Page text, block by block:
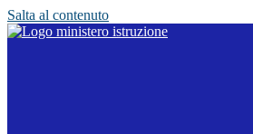
Salta al contenuto